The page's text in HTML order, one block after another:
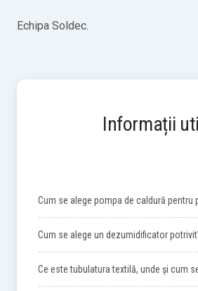
Echipa Soldec.
Informații
Cum se alege pompa de caldură pentru
Cum se alege un dezumidificator
Ce este tubulatura textilă, unde și cum